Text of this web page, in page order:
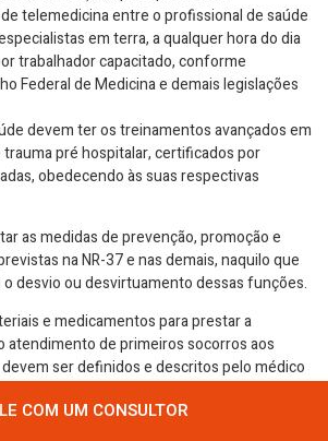
telemedicina entre o profissional de saúde
em terra, a qualquer hora do dia
trabalhador capacitado, conforme
Federal de Medicina e demais legislações
devem ter os treinamentos avançados em
pré hospitalar, certificados por
obedecendo às suas respectivas
as medidas de prevenção, promoção e
na NR-37 e nas demais, naquilo que
desvio ou desvirtuamento dessas funções.
e medicamentos para prestar a
atendimento de primeiros socorros aos
ser definidos e descritos pelo médico
COM UM CONSULTOR